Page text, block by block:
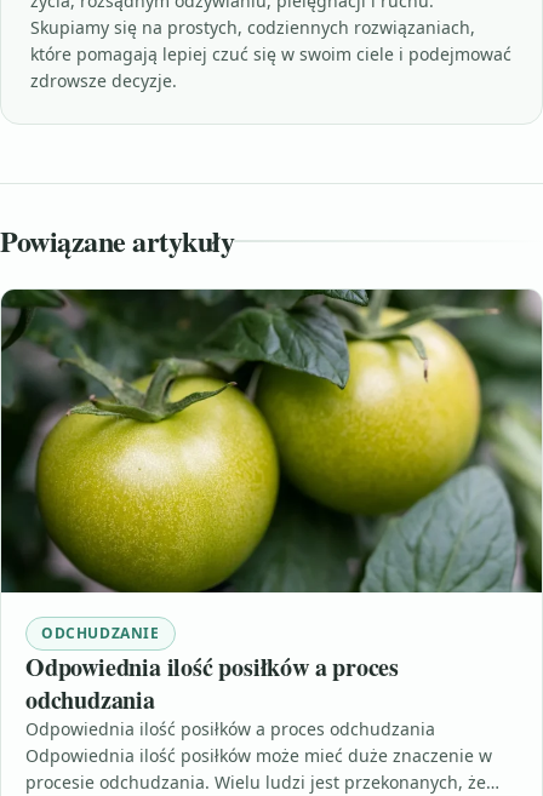
Skupiamy się na prostych, codziennych rozwiązaniach,
które pomagają lepiej czuć się w swoim ciele i podejmować
zdrowsze decyzje.
Powiązane artykuły
ODCHUDZANIE
Odpowiednia ilość posiłków a proces
odchudzania
Odpowiednia ilość posiłków a proces odchudzania
Odpowiednia ilość posiłków może mieć duże znaczenie w
procesie odchudzania. Wielu ludzi jest przekonanych, że